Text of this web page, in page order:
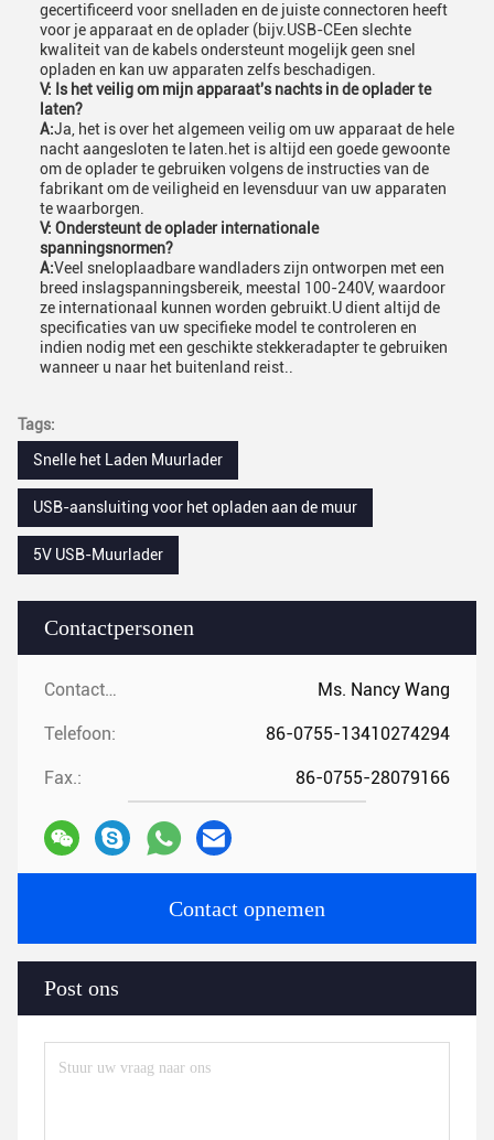
Contactpersonen
Contactpersonen: Ms. Nancy Wang
Telefoon: 86-0755-13410274294
Fax.: 86-0755-28079166
Contact opnemen
Post ons
gecertificeerd voor snelladen en de juiste connectoren heeft
voor je apparaat en de oplader (bijv.USB-CEen slechte
kwaliteit van de kabels ondersteunt mogelijk geen snel
opladen en kan uw apparaten zelfs beschadigen.
V: Is het veilig om mijn apparaat's nachts in de oplader te
laten?
A:Ja, het is over het algemeen veilig om uw apparaat de hele
nacht aangesloten te laten.het is altijd een goede gewoonte
om de oplader te gebruiken volgens de instructies van de
fabrikant om de veiligheid en levensduur van uw apparaten
te waarborgen.
V: Ondersteunt de oplader internationale
spanningsnormen?
A:Veel sneloplaadbare wandladers zijn ontworpen met een
breed inslagspanningsbereik, meestal 100-240V, waardoor
ze internationaal kunnen worden gebruikt.U dient altijd de
specificaties van uw specifieke model te controleren en
indien nodig met een geschikte stekkeradapter te gebruiken
wanneer u naar het buitenland reist..
Tags:
Snelle het Laden Muurlader
USB-aansluiting voor het opladen aan de muur
5V USB-Muurlader